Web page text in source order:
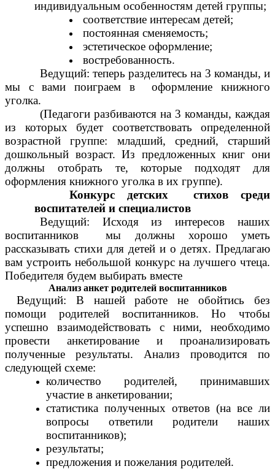
индивидуальным особенностям детей группы;
соответствие интересам детей;
постоянная сменяемость;
эстетическое оформление;
востребованность.
Ведущий: теперь разделитесь на 3 команды, и
мы с вами поиграем в оформление книжного
уголка.
(Педагоги разбиваются на 3 команды, каждая
из которых будет соответствовать определенной
возрастной группе: младший, средний, старший
дошкольный возраст. Из предложенных книг они
должны отобрать те, которые подходят для
оформления книжного уголка в их группе).
Конкурс детских стихов среди
воспитателей и специалистов
Ведущий: Исходя из интересов наших
воспитанников мы должны хорошо уметь
рассказывать стихи для детей и о детях. Предлагаю
вам устроить небольшой конкурс на лучшего чтеца.
Победителя будем выбирать вместе
Анализ анкет родителей воспитанников
Ведущий: В нашей работе не обойтись без
помощи родителей воспитанников. Но чтобы
успешно взаимодействовать с ними, необходимо
провести анкетирование и проанализировать
полученные результаты. Анализ проводится по
следующей схеме:
количество родителей, принимавших
участие в анкетировании;
статистика полученных ответов (на все ли
вопросы ответили родители наших
воспитанников);
результаты;
предложения и пожелания родителей.